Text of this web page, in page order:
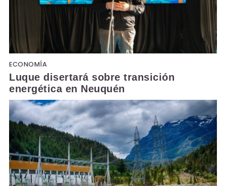
ECONOMÍA
Luque disertará sobre transición
energética en Neuquén